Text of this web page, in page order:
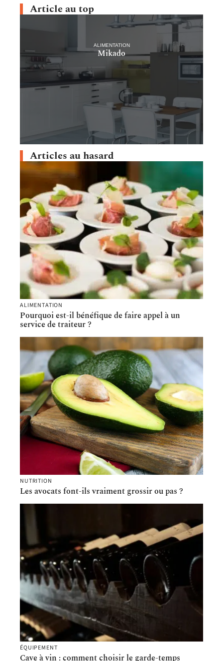
Article au top
ALIMENTATION
Mikado
Articles au hasard
ALIMENTATION
Pourquoi est-il bénéfique de faire appel à un
service de traiteur ?
NUTRITION
Les avocats font-ils vraiment grossir ou pas ?
ÉQUIPEMENT
Cave à vin : comment choisir le garde-temps